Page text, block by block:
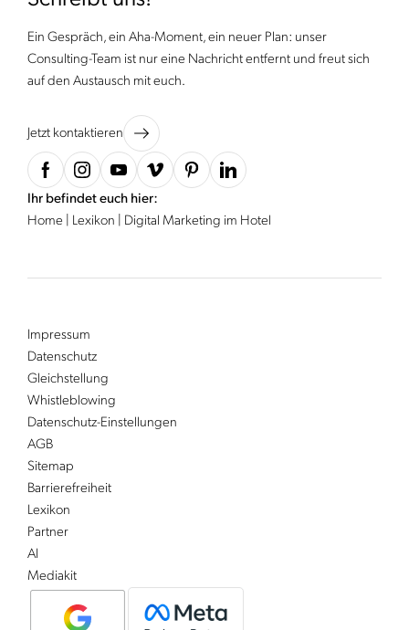
Ein Gespräch, ein Aha-Moment, ein neuer Plan: unser
Consulting-Team ist nur eine Nachricht entfernt und freut sich
auf den Austausch mit euch.
Jetzt kontaktieren
Ihr befindet euch hier:
Home
Lexikon Digital Marketing im Hotel
Impressum
Datenschutz
Gleichstellung
Whistleblowing
Datenschutz-Einstellungen
AGB
Sitemap
Barrierefreiheit
Lexikon
Partner
AI
Mediakit